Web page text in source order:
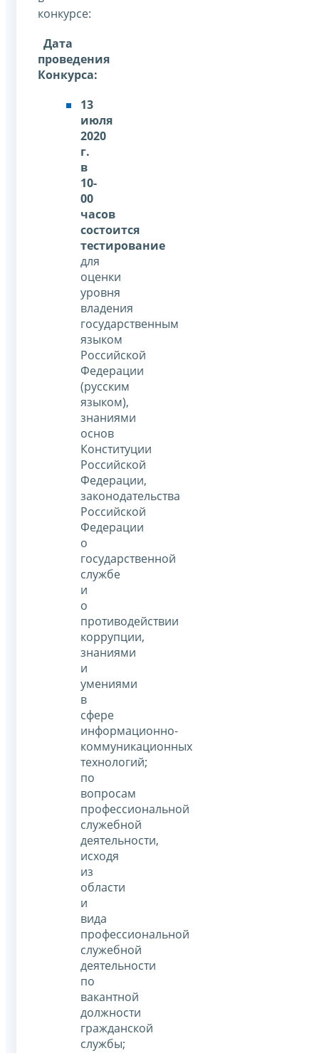
конкурсе:
Дата
проведения
Конкурса:
13
июля
2020
г.
в
10-
00
часов
состоится
тестирование
для
оценки
уровня
владения
государственным
языком
Российской
Федерации
(русским
языком),
знаниями
основ
Конституции
Российской
Федерации,
законодательства
Российской
Федерации
о
государственной
службе
и
о
противодействии
коррупции,
знаниями
и
умениями
в
сфере
информационно-
коммуникационных
технологий;
по
вопросам
профессиональной
служебной
деятельности,
исходя
из
области
и
вида
профессиональной
служебной
деятельности
по
вакантной
должности
гражданской
службы;